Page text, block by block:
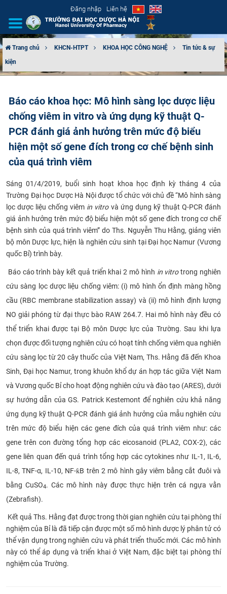
Đăng nhập Liên hệ
GIỚI THIỆU
TUYỂN SINH
ĐÀO TẠO
ĐẢM BẢO CHẤT LƯỢNG
KHOA HỌC CÔNG NGHỆ
HTQT
CỰU NGƯỜI HỌC
Trang chủ KHCN-HTPT KHOA HỌC CÔNG NGHỆ
Tin tức & sự
kiện
Báo cáo khoa học: Mô hình sàng lọc dược liệu
chống viêm in vitro và ứng dụng kỹ thuật Q-
PCR đánh giá ảnh hưởng trên mức độ biểu
hiện một số gene đích trong cơ chế bệnh sinh
của quá trình viêm
Sáng 01/4/2019, buổi sinh hoạt khoa học định kỳ tháng 4 của
Trường Đại học Dược Hà Nội được tổ chức với chủ đề “Mô hình sàng
lọc dược liệu chống viêm in vitrovà ứng dụng kỹ thuật Q-PCR đánh
giá ảnh hưởng trên mức độ biểu hiện một số gene đích trong cơ chế
bệnh sinh của quá trình viêm” do Ths. Nguyễn Thu Hằng, giảng viên
bộ môn Dược lực, hiện là nghiên cứu sinh tại Đại học Namur (Vương
quốc Bỉ) trình bày.
Báo cáo trình bày kết quả triển khai 2 mô hình in vitrotrong nghiên
cứu sàng lọc dược liệu chống viêm: (i) mô hình ổn định màng hồng
cầu (RBC membrane stabilization assay) và (ii) mô hình định lượng
NO giải phóng từ đại thực bào RAW 264.7. Hai mô hình này đều có
thể triển khai được tại Bộ môn Dược lực của Trường. Sau khi lựa
chọn được đối tượng nghiên cứu có hoạt tính chống viêm qua nghiên
cứu sàng lọc từ 20 cây thuốc của Việt Nam, Ths. Hằng đã đến Khoa
Sinh, Đại học Namur, trong khuôn khổ dự án hợp tác giữa Việt Nam
và Vương quốc Bỉ cho hoạt động nghiên cứu và đào tạo (ARES), dưới
sự hướng dẫn của GS. Patrick Kestemont để nghiên cứu khả năng
ứng dụng kỹ thuật Q-PCR đánh giáảnh hưởng của mẫu nghiên cứu
trên mức độ biểu hiện các gene đích của quá trình viêm như: các
gene trên con đường tổng hợp các eicosanoid (PLA2, COX-2), các
gene liên quan đến quá trình tổng hợp các cytokines như IL-1, IL-6,
IL-8, TNF-α, IL-10, NF-ƙB trên 2 mô hình gây viêm bằng cắt đuôi và
bằng CuSO4. Các mô hình này được thực hiện trên cá ngựa vằn
(Zebrafish).
Kết quả Ths. Hằng đạt được trong thời gian nghiên cứu tại phòng thí
nghiệm của Bỉ là đã tiếp cận được một số mô hình dược lý phân tử có
thể vận dụng trong nghiên cứu và phát triển thuốc mới. Các mô hình
này có thể áp dụng và triển khai ở Việt Nam, đặc biệt tại phòng thí
nghiệm của Trường.